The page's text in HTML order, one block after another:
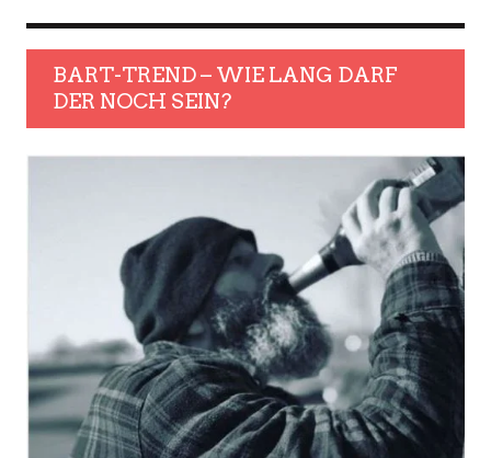
BART-TREND – WIE LANG DARF
DER NOCH SEIN?